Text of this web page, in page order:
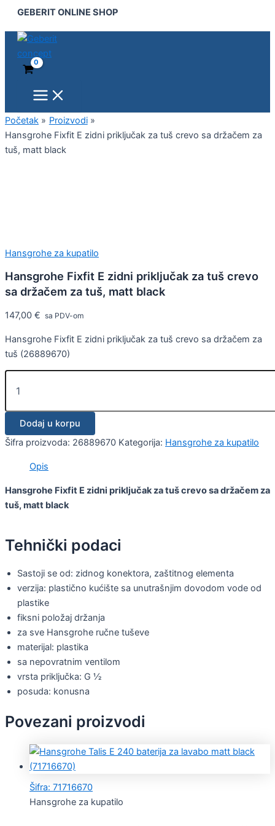
Pređi
sadržaj
GEBERIT ONLINE SHOP
Menu
Početak
Proizvodi
Hansgrohe Fixfit E zidni priključak za tuš crevo sa držačem za
tuš, matt black
Hansgrohe za kupatilo
Hansgrohe Fixfit E zidni priključak za tuš crevo
sa držačem za tuš, matt black
147,00 € sa PDV-om
Hansgrohe Fixfit E zidni priključak za tuš crevo sa držačem za
tuš (26889670)
Fixfit
E
zidni
priključak
držačem
za
tuš,
matt
Dodaj u korpu
Šifra proizvoda: 26889670 Kategorija: Hansgrohe za kupatilo
Opis
Hansgrohe Fixfit E zidni priključak za tuš crevo sa držačem za
tuš, matt black
Tehnički podaci
Sastoji se od: zidnog konektora, zaštitnog elementa
verzija: plastično kućište sa unutrašnjim dovodom vode od
plastike
fiksni položaj držanja
za sve Hansgrohe ručne tuševe
materijal: plastika
sa nepovratnim ventilom
vrsta priključka: G ½
posuda: konusna
Povezani proizvodi
Šifra: 71716670
Hansgrohe za kupatilo